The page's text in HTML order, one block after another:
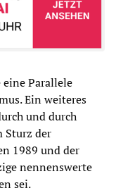
Parallele
Ein weiteres
und durch
Sturz der
1989 und der
nennenswerte
sei.